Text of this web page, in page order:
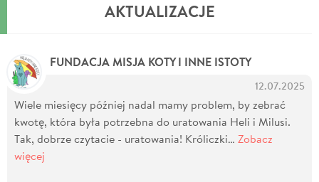
AKTUALIZACJE
FUNDACJA MISJA KOTY I INNE ISTOTY
12.07.2025
Wiele miesięcy później nadal mamy problem, by zebrać
kwotę, która była potrzebna do uratowania Heli i Milusi.
Tak, dobrze czytacie - uratowania! Króliczki… Zobacz
więcej